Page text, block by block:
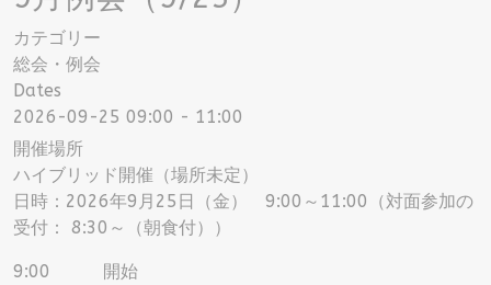
カテゴリー
総会・例会
Dates
2026-09-25 09:00 - 11:00
開催場所
ハイブリッド開催（場所未定）
日時：2026年9月25日（金） 9:00～11:00（対面参加の
受付： 8:30～（朝食付））
9:00 開始